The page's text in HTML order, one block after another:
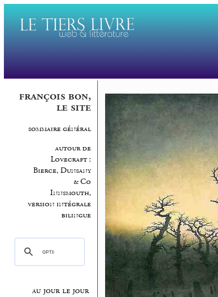
françois bon,
le site
sommaire général
autour de
Lovecraft :
Bierce, Dunsany
& Co
Innsmouth,
version intégrale
bilingue
au jour le jour